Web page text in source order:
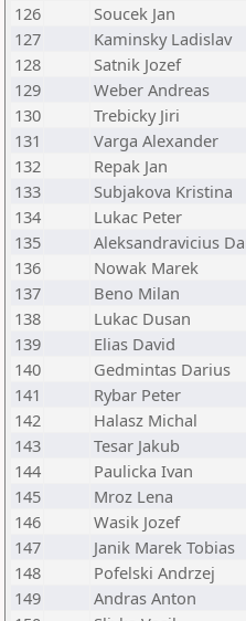
126
Soucek Jan
127
Kaminsky Ladislav
128
Satnik Jozef
129
Weber Andreas
130
Trebicky Jiri
131
Varga Alexander
132
Repak Jan
133
Subjakova Kristina
134
Lukac Peter
135
Aleksandravicius
136
Nowak Marek
137
Beno Milan
138
Lukac Dusan
139
Elias David
140
Gedmintas Darius
141
Rybar Peter
142
Halasz Michal
143
Tesar Jakub
144
Paulicka Ivan
145
Mroz Lena
146
Wasik Jozef
147
Janik Marek Tobias
148
Pofelski Andrzej
149
Andras Anton